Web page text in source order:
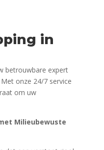
in
betrouwbare expert
onze 24/7 service
om uw
Milieubewuste